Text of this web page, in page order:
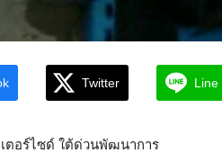
Twitter Line
ตอร์ไซด์ ใต้ด่วนพัฒนาการ